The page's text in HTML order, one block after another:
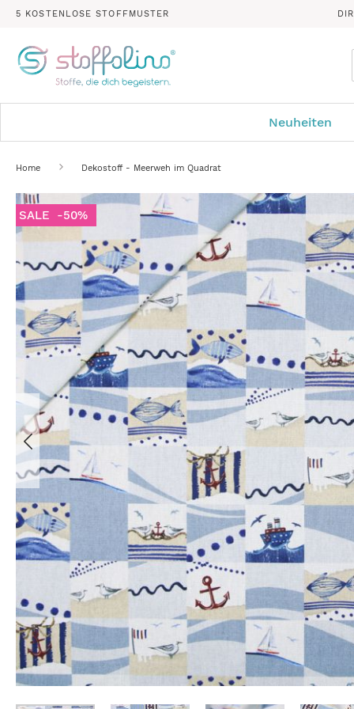
5 KOSTENLOSE STOFFMUSTER
Neuheiten
Home Dekostoff - Meerweh im Quadrat
Zum
Ende
der
Bildergalerie
springen
SALE -50%